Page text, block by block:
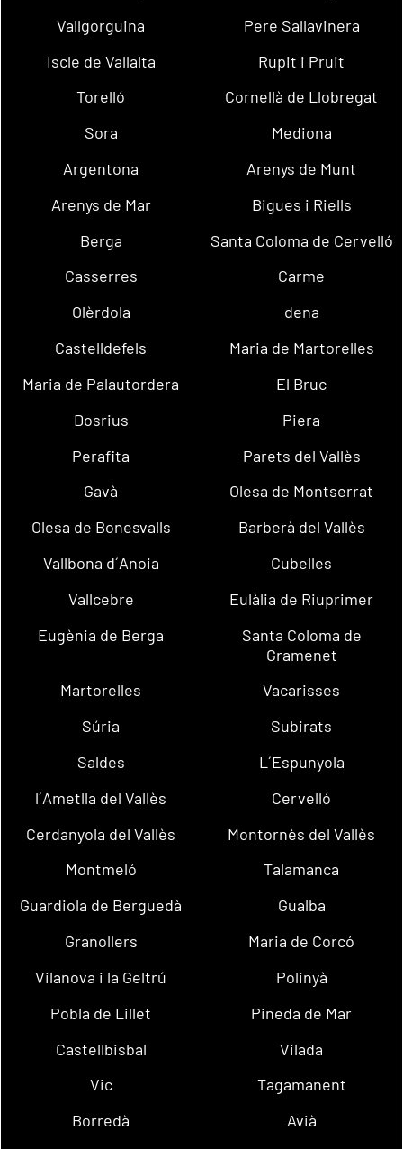
Vallgorguina
Pere Sallavinera
Iscle de Vallalta
Rupit i Pruit
Torelló
Cornellà de Llobregat
Sora
Mediona
Argentona
Arenys de Munt
Arenys de Mar
Bigues i Riells
Berga
Santa Coloma de Cervelló
Casserres
Carme
Olèrdola
dena
Castelldefels
Maria de Martorelles
Maria de Palautordera
El Bruc
Dosrius
Piera
Perafita
Parets del Vallès
Gavà
Olesa de Montserrat
Olesa de Bonesvalls
Barberà del Vallès
Vallbona d´Anoia
Cubelles
Vallcebre
Eulàlia de Riuprimer
Eugènia de Berga
Santa Coloma de
Gramenet
Martorelles
Vacarisses
Súria
Subirats
Saldes
L´Espunyola
l´Ametlla del Vallès
Cervelló
Cerdanyola del Vallès
Montornès del Vallès
Montmeló
Talamanca
Guardiola de Berguedà
Gualba
Granollers
Maria de Corcó
Vilanova i la Geltrú
Polinyà
Pobla de Lillet
Pineda de Mar
Castellbisbal
Vilada
Vic
Tagamanent
Borredà
Avià